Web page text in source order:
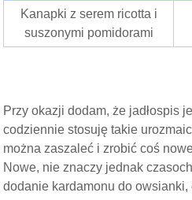
Kanapki z serem ricotta i
suszonymi pomidorami
Przy okazji dodam, że jadłospis
codziennie stosuję takie
można zaszaleć i zrobić coś
Nowe, nie znaczy jednak
dodanie kardamonu do owsianki,